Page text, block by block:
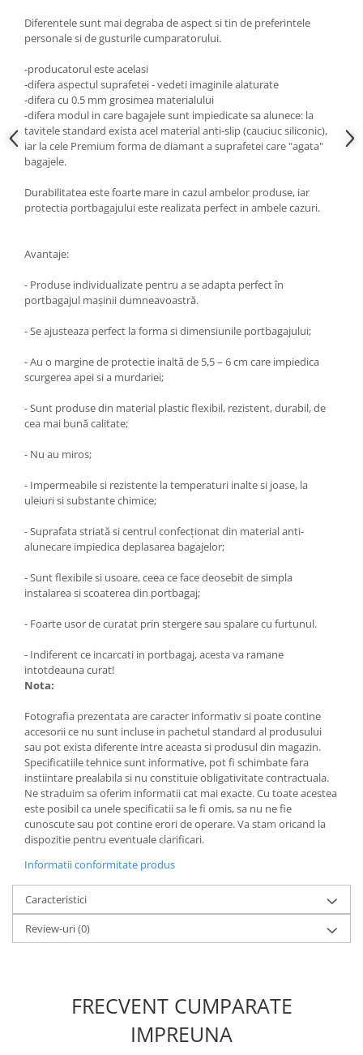
Diferentele sunt mai degraba de aspect si tin de preferintele
personale si de gusturile cumparatorului.
-producatorul este acelasi
-difera aspectul suprafetei - vedeti imaginile alaturate
-difera cu 0.5 mm grosimea materialului
-difera modul in care bagajele sunt impiedicate sa alunece: la
tavitele standard exista acel material anti-slip (cauciuc siliconic),
iar la cele Premium forma de diamant a suprafetei care "agata"
bagajele.
Durabilitatea este foarte mare in cazul ambelor produse, iar
protectia portbagajului este realizata perfect in ambele cazuri.
Avantaje:
- Produse individualizate pentru a se adapta perfect în
portbagajul maşinii dumneavoastră.
- Se ajusteaza perfect la forma si dimensiunile portbagajului;
- Au o margine de protectie inaltă de 5,5 – 6 cm care impiedica
scurgerea apei si a murdariei;
- Sunt produse din material plastic flexibil, rezistent, durabil, de
cea mai bună calitate;
- Nu au miros;
- Impermeabile si rezistente la temperaturi inalte si joase, la
uleiuri si substante chimice;
- Suprafata striată si centrul confecţionat din material anti-
alunecare impiedica deplasarea bagajelor;
- Sunt flexibile si usoare, ceea ce face deosebit de simpla
instalarea si scoaterea din portbagaj;
- Foarte usor de curatat prin stergere sau spalare cu furtunul.
- Indiferent ce incarcati in portbagaj, acesta va ramane
intotdeauna curat!
Nota:
Fotografia prezentata are caracter informativ si poate contine
accesorii ce nu sunt incluse in pachetul standard al produsului
sau pot exista diferente intre aceasta si produsul din magazin.
Specificatiile tehnice sunt informative, pot fi schimbate fara
instiintare prealabila si nu constituie obligativitate contractuala.
Ne straduim sa oferim informatii cat mai exacte. Cu toate acestea
este posibil ca unele specificatii sa le fi omis, sa nu ne fie
cunoscute sau pot contine erori de operare. Va stam oricand la
dispozitie pentru eventuale clarificari.
Informatii conformitate produs
Caracteristici
Review-uri(0)
FRECVENT CUMPARATE
IMPREUNA